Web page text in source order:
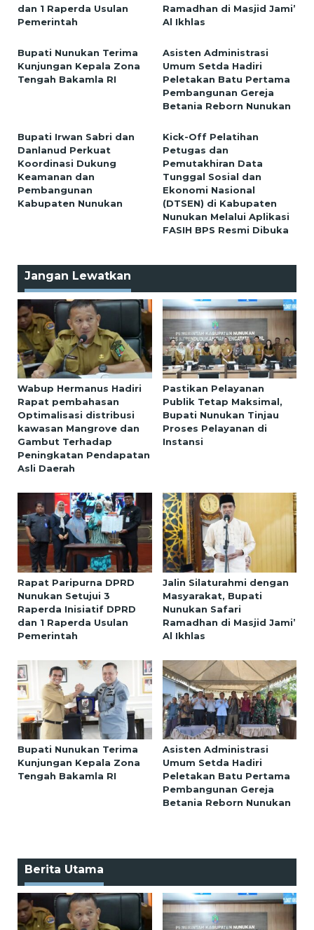
dan 1 Raperda Usulan
Pemerintah
Ramadhan di Masjid Jami’
Al Ikhlas
Bupati Nunukan Terima
Kunjungan Kepala Zona
Tengah Bakamla RI
Asisten Administrasi
Umum Setda Hadiri
Peletakan Batu Pertama
Pembangunan Gereja
Betania Reborn Nunukan
Bupati Irwan Sabri dan
Danlanud Perkuat
Koordinasi Dukung
Keamanan dan
Pembangunan
Kabupaten Nunukan
Kick-Off Pelatihan
Petugas dan
Pemutakhiran Data
Tunggal Sosial dan
Ekonomi Nasional
(DTSEN) di Kabupaten
Nunukan Melalui Aplikasi
FASIH BPS Resmi Dibuka
Jangan Lewatkan
Wabup Hermanus Hadiri
Rapat pembahasan
Optimalisasi distribusi
kawasan Mangrove dan
Gambut Terhadap
Peningkatan Pendapatan
Asli Daerah
Pastikan Pelayanan
Publik Tetap Maksimal,
Bupati Nunukan Tinjau
Proses Pelayanan di
Instansi
Rapat Paripurna DPRD
Nunukan Setujui 3
Raperda Inisiatif DPRD
dan 1 Raperda Usulan
Pemerintah
Jalin Silaturahmi dengan
Masyarakat, Bupati
Nunukan Safari
Ramadhan di Masjid Jami’
Al Ikhlas
Bupati Nunukan Terima
Kunjungan Kepala Zona
Tengah Bakamla RI
Asisten Administrasi
Umum Setda Hadiri
Peletakan Batu Pertama
Pembangunan Gereja
Betania Reborn Nunukan
Berita Utama